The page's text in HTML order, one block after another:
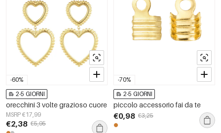
-60%
2-5 GIORNI
orecchini 3 volte grazioso cuore
MSRP €17,99
€2,38 €5,95
-70%
2-5 GIORNI
piccolo accessorio fai da te
€0,98 €3,25